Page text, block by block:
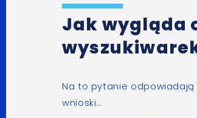
Jak wygląda
Na to pytanie
wnioski…